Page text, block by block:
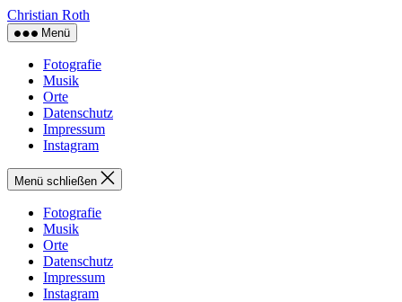
Zum
Inhalt
springen
Christian Roth
Menü
Fotografie
Musik
Orte
Datenschutz
Impressum
Instagram
Menü schließen
Fotografie
Musik
Orte
Datenschutz
Impressum
Instagram